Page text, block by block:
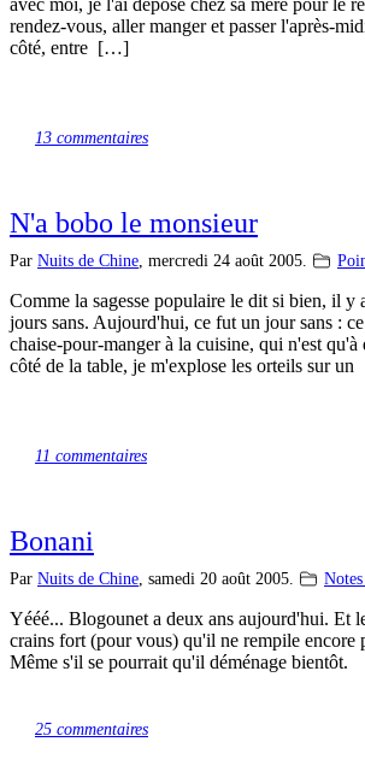
avec moi, je l'ai déposé chez sa mère pour le
rendez-vous, aller manger et passer l'après-
côté, entre […]
13 commentaires
N'a bobo le monsieur
Par Nuits de Chine, mercredi 24 août 2005.
Comme la sagesse populaire le dit si bien, il y
jours sans. Aujourd'hui, ce fut un jour sans :
chaise-pour-manger à la cuisine, qui n'est qu'à
côté de la table, je m'explose les orteils sur
11 commentaires
Bonani
Par Nuits de Chine, samedi 20 août 2005.
Yééé... Blogounet a deux ans aujourd'hui. Et
crains fort (pour vous) qu'il ne rempile encore
Même s'il se pourrait qu'il déménage bientôt.
25 commentaires